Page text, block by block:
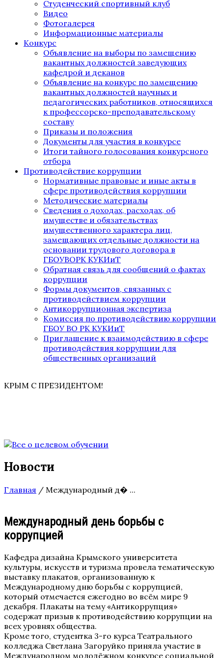
Студенческий спортивный клуб
Видео
Фотогалерея
Информационные материалы
Конкурс
Объявление на выборы по замещению
вакантных должностей заведующих
кафедрой и деканов
Объявление на конкурс по замещению
вакантных должностей научных и
педагогических работников, относящихся
к профессорско-преподавательскому
составу
Приказы и положения
Документы для участия в конкурсе
Итоги тайного голосования конкурсного
отбора
Противодействие коррупции
Нормативные правовые и иные акты в
сфере противодействия коррупции
Методические материалы
Сведения о доходах, расходах, об
имуществе и обязательствах
имущественного характера лиц,
замещающих отдельные должности на
основании трудового договора в
ГБОУВОРК КУКИиТ
Обратная связь для сообщений о фактах
коррупции
Формы документов, связанных с
противодействием коррупции
Антикоррупционная экспертиза
Комиссия по противодействию коррупции
ГБОУ ВО РК КУКИиТ
Приглашение к взаимодействию в сфере
противодействия коррупции для
общественных организаций
КРЫМ С ПРЕЗИДЕНТОМ!
Новости
Главная / Международный д� ...
Международный день борьбы с
коррупцией
Кафедра дизайна Крымского университета
культуры, искусств и туризма провела тематическую
выставку плакатов, организованную к
Международному дню борьбы с коррупцией,
который отмечается ежегодно во всём мире 9
декабря. Плакаты на тему «Антикоррупция»
содержат призыв к противодействию коррупции на
всех уровнях общества.
Кроме того, студентка 3-го курса Театрального
колледжа Светлана Загоруйко приняла участие в
Международном молодёжном конкурсе социальной